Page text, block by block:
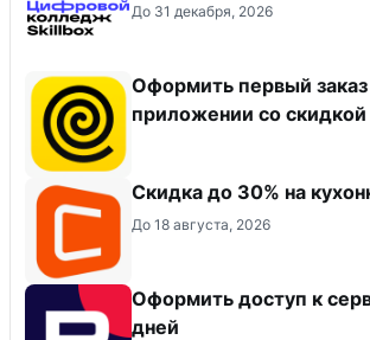
До 31 декабря, 2026
Оформить первый заказ
приложении со скидкой
Скидка до 30% на
До 18 августа, 2026
Оформить доступ к
дней